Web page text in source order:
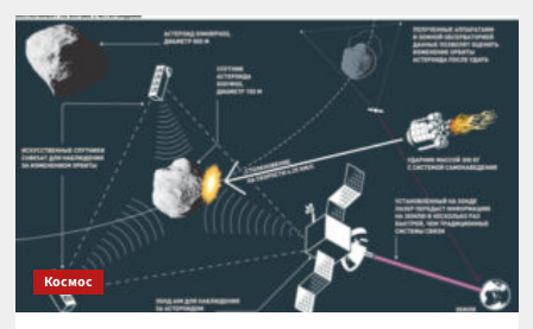
В
Российской
образования
пройдут
выборы
академиков
членов-
корреспондентов
Космос